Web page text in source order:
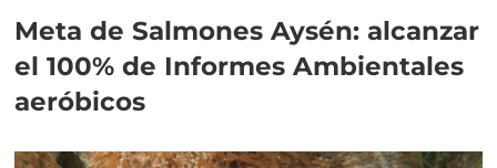
Meta de Salmones Aysén: alcanzar
el 100% de Informes Ambientales
aeróbicos